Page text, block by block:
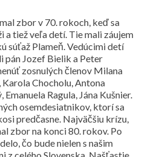
zbor v 70. rokoch, keď sa
a tiež veľa detí. Tie mali záujem
súťaž Plameň. Vedúcimi detí
pán Jozef Bielik a Peter
zosnulých členov Milana
Chocholu, Antona
Ragula, Jána Kušnier.
osemdesiatnikov, ktorí sa
predčasne. Najväčšiu krízu,
zbor na konci 80. rokov. Po
čo bude nielen s našim